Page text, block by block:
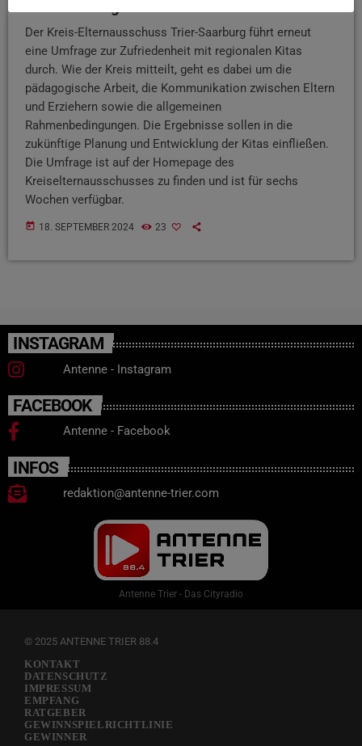
Der Kreis-Elternausschuss Trier-Saarburg führt erneut
eine Umfrage zur Zufriedenheit mit regionalen Kitas
durch. Wie der Kreis mitteilt, geht es dabei um die
pädagogische Arbeit, die Kommunikation zwischen Eltern
und Erziehern sowie die allgemeinen
Rahmenbedingungen. Die Ergebnisse sollen in die
zukünftige Planung und Entwicklung der Kitas einfließen.
Die Umfrage ist auf der Homepage des
Kreiselternausschusses zu finden und ist für sechs
Wochen verfügbar.
today 18. SEPTEMBER 2024 23
INSTAGRAM
Antenne - Instagram
FACEBOOK
Antenne - Facebook
INFOS
redaktion@antenne-trier.com
Antenne Trier - Das Cityradio
© 2025 ANTENNE TRIER 88.4
KONTAKT
DATENSCHUTZ
IMPRESSUM
EMPFANG
RATGEBER
GEWINNSPIELRICHTLINIE
GEWINNER